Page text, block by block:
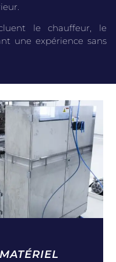
le chauffeur, le
une expérience sans